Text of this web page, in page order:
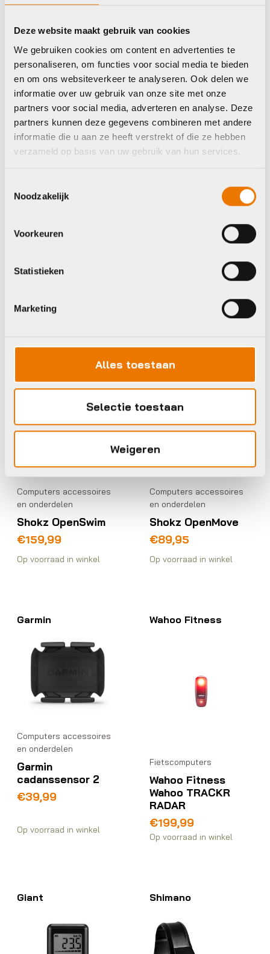
Deze website maakt gebruik van cookies
We gebruiken cookies om content en advertenties te
personaliseren, om functies voor social media te bieden
en om ons websiteverkeer te analyseren. Ook delen we
informatie over uw gebruik van onze site met onze
partners voor social media, adverteren en analyse. Deze
partners kunnen deze gegevens combineren met andere
informatie die u aan ze heeft verstrekt of die ze hebben
verzameld op basis van uw gebruik van hun services.
Noodzakelijk
Voorkeuren
Statistieken
Marketing
Alles toestaan
Selectie toestaan
Weigeren
Op voorraad in winkel
Giant
en onderdelen
PLASTIC MOUNT
€9,95
Shokz
Shokz OpenRun Pro
Shokz
Computers accessoires
en onderdelen
Shokz OpenSwim
€159,99
Op voorraad in winkel
Shokz
Computers accessoires
en onderdelen
Shokz OpenMove
€89,95
Op voorraad in winkel
Garmin
Computers accessoires
en onderdelen
Garmin
cadanssensor 2
€39,99
Op voorraad in winkel
Wahoo Fitness
Fietscomputers
Wahoo Fitness
Wahoo TRACKR
RADAR
€199,99
Op voorraad in winkel
Giant Shimano